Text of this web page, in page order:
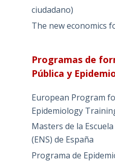
ciudadano)
The new economics
Programas de
Pública y
European Program
Epidemiology
Masters de la
(ENS) de España
Programa de